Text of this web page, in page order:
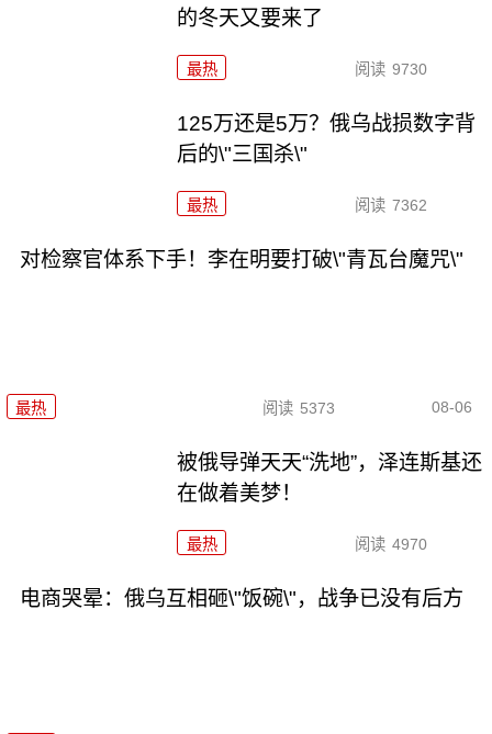
的冬天又要来了
最热 阅读 9730
125万还是5万？俄乌战损数字背
后的\"三国杀\"
最热 阅读 7362
对检察官体系下手！李在明要打破\"青瓦台魔咒\"
最热 阅读 5373 08-06
被俄导弹天天“洗地”，泽连斯基还
在做着美梦！
最热 阅读 4970
电商哭晕：俄乌互相砸\"饭碗\"，战争已没有后方